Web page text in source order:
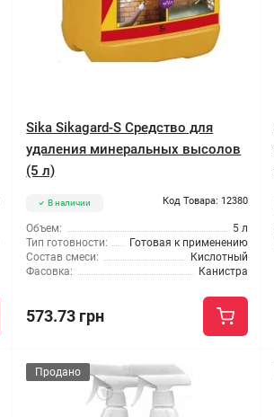
Sika Sikagard-S Средство для
удаления минеральных высолов
(5 л)
В наличии Код Товара: 12380
Объем:
5 л
Тип готовности:
Готовая к применению
Состав смеси:
Кислотный
Фасовка:
Канистра
573.73 грн
Продано